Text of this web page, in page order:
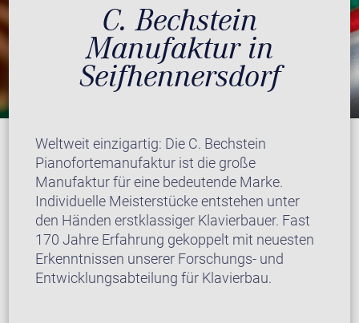
C. Bechstein
Manufaktur in
Seifhennersdorf
Weltweit einzigartig: Die C. Bechstein
Pianofortemanufaktur ist die große
Manufaktur für eine bedeutende Marke.
Individuelle Meisterstücke entstehen unter
den Händen erstklassiger Klavierbauer. Fast
170 Jahre Erfahrung gekoppelt mit neuesten
Erkenntnissen unserer Forschungs- und
Entwicklungsabteilung für Klavierbau.